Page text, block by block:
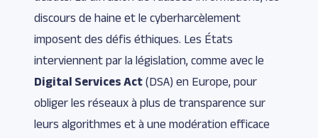
discours de haine et le cyberharcèlement
imposent des défis éthiques. Les États
interviennent par la législation, comme avec le
Digital Services Act (DSA) en Europe, pour
obliger les réseaux à plus de transparence sur
leurs algorithmes et à une modération efficace